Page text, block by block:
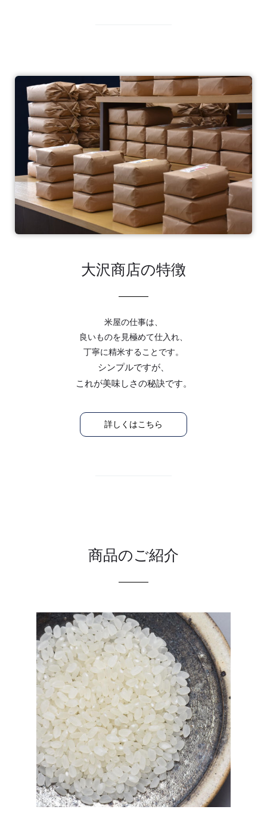
大沢商店の特徴
米屋の仕事は、
良いものを見極めて仕入れ、
丁寧に精米することです。
シンプルですが、
これが美味しさの秘訣です。
詳しくはこちら
商品のご紹介